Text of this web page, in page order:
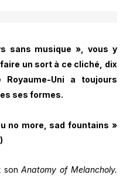
sans musique », vous y
un sort à ce cliché, dix
Uni a toujours
ses formes.
no more, sad fountains »
sonAnatomy of Melancholy.